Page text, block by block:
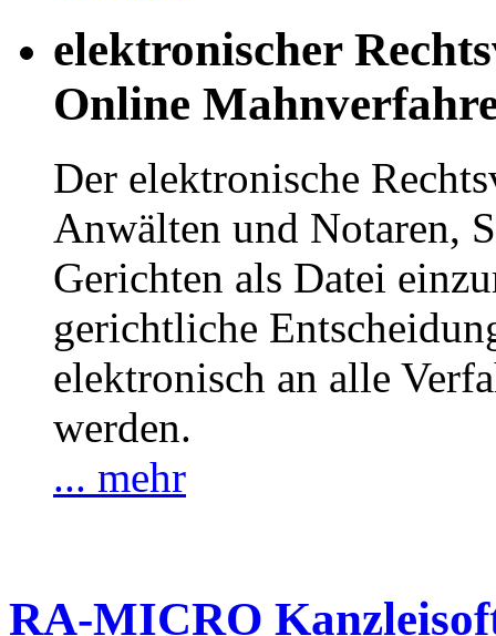
elektronischer
Online
Der elektronische
Anwälten und Notaren,
Gerichten als Datei
gerichtliche
elektronisch an alle
werden.
... mehr
RA-MICRO